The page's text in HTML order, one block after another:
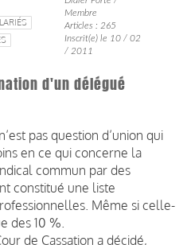
Membre
Articles : 265
Inscrit(e) le 10 / 02
/ 2011
d'un délégué
pas question d’union qui
en ce qui concerne la
commun par des
constitué une liste
Même si celle-
des 10 %.
de Cassation a décidé,